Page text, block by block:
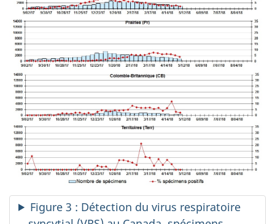
Figure 3 : Détection du virus respiratoire